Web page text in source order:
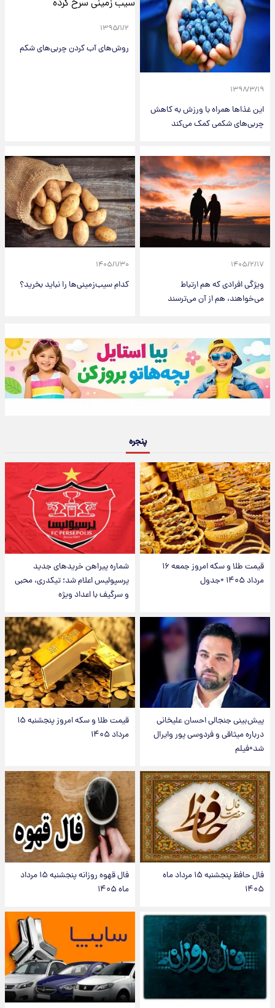
۱۳۹۸/۳/۱۹
این غذا‌ها همراه با ورزش به کاهش
چربی‌های شکمی کمک می‌کند
۱۳۹۵/۱/۲
روش‌های آب کردن چربی‌های شکم
۱۴۰۵/۲/۱۷
ویژگی‌ افرادی که هم ارتباط
می‌خواهند، هم از آن می‌ترسند
۱۴۰۵/۱/۳۰
کدام سیب‌زمینی‌ها را نباید بخرید؟
پنجره
قیمت طلا و سکه امروز جمعه ۱۶
مرداد ۱۴۰۵ +جدول
شماره پیراهن خریدهای جدید
پرسپولیس اعلام شد؛ تیکدری، محبی
و سرگیف با اعداد ویژه
پیش‌بینی جنجالی احسان علیخانی
درباره میثاقی و فردوسی پور وایرال
شد+فیلم
قیمت طلا و سکه امروز پنجشنبه ۱۵
مرداد ۱۴۰۵
فال حافظ پنجشنبه ۱۵ مرداد ماه
۱۴۰۵
فال قهوه روزانه پنجشنبه ۱۵ مرداد
ماه ۱۴۰۵